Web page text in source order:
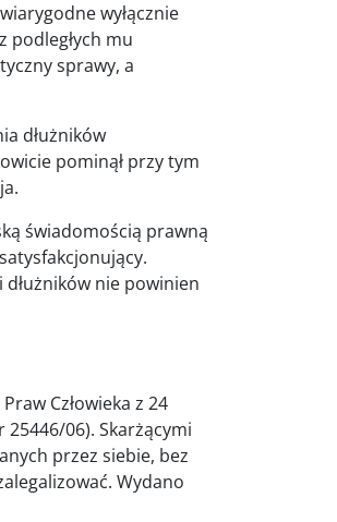
wyłącznie
podległych mu
sprawy, a
dłużników
pominął przy tym
świadomością prawną
nie powinien
Człowieka z 24
06). Skarżącymi
przez siebie, bez
Wydano